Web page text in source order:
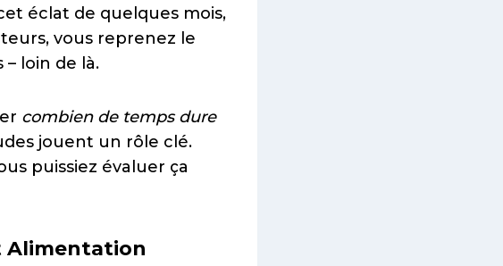
éclat de quelques mois,
vous reprenez le
loin de là.
combien de temps dure
jouent un rôle clé.
puissiez évaluer ça
Alimentation